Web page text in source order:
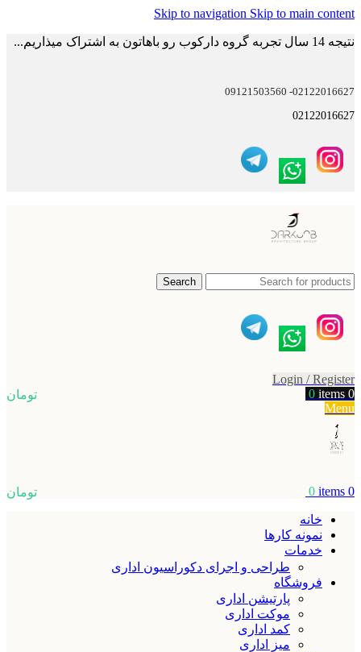
Skip to navigation Skip to main content
نتیجه 14 سال تجربه گروه دارکوب رو باهاتون به اشتراک میذاریم...
02122016627- 09121503560
02122016627
Search
Login / Register
0
items
0
تومان
Menu
0
items
0
تومان
خانه
نمونه کارها
خدمات
طراحی و اجرای دکوراسیون اداری
فروشگاه
پارتیشن اداری
موکت اداری
کمد اداری
میز اداری